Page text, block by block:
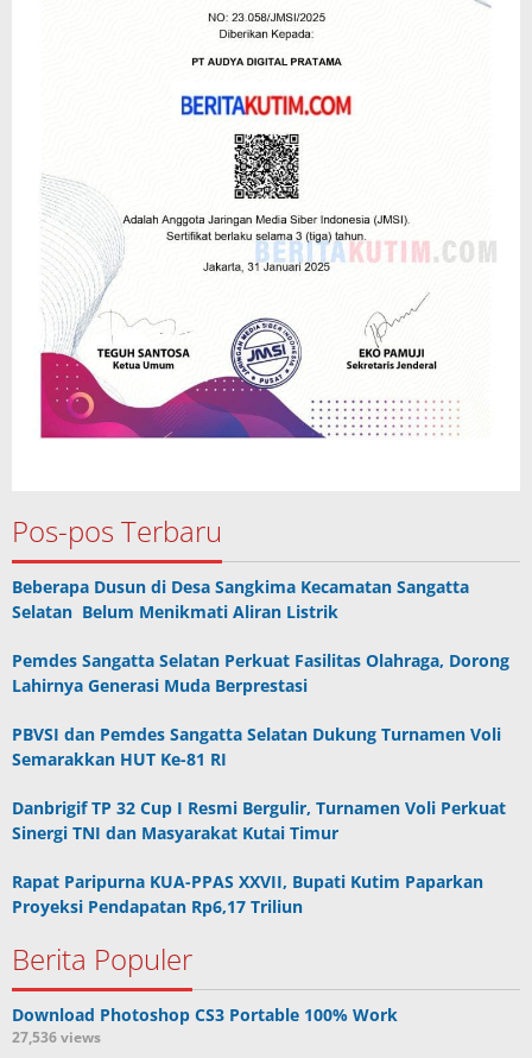
Pos-pos Terbaru
Beberapa Dusun di Desa Sangkima Kecamatan Sangatta
Selatan Belum Menikmati Aliran Listrik
Pemdes Sangatta Selatan Perkuat Fasilitas Olahraga, Dorong
Lahirnya Generasi Muda Berprestasi
PBVSI dan Pemdes Sangatta Selatan Dukung Turnamen Voli
Semarakkan HUT Ke-81 RI
Danbrigif TP 32 Cup I Resmi Bergulir, Turnamen Voli Perkuat
Sinergi TNI dan Masyarakat Kutai Timur
Rapat Paripurna KUA-PPAS XXVII, Bupati Kutim Paparkan
Proyeksi Pendapatan Rp6,17 Triliun
Berita Populer
Download Photoshop CS3 Portable 100% Work
27,536 views